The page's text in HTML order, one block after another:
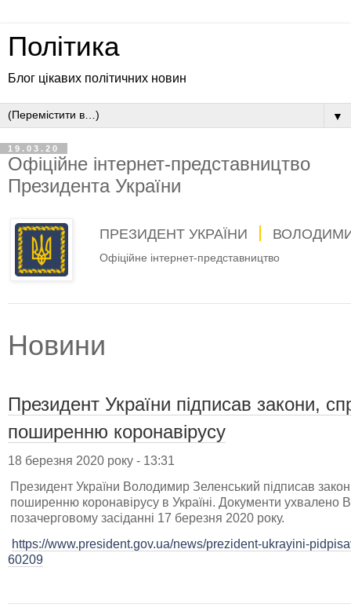
Політика
Блог цікавих політичних новин
▼
19.03.20
Офіційне інтернет-представництво
Президента України
ПРЕЗИДЕНТ УКРАЇНИ
Офіційне інтернет-представництво
Новини
Президент України підписав закони,
поширенню коронавірусу
18 березня 2020 року - 13:31
Президент України Володимир Зеленський підписав
поширенню коронавірусу в Україні. Документи ухвалено
позачерговому засіданні 17 березня 2020 року.
https://www.president.gov.ua/news/prezident-ukrayini-
60209